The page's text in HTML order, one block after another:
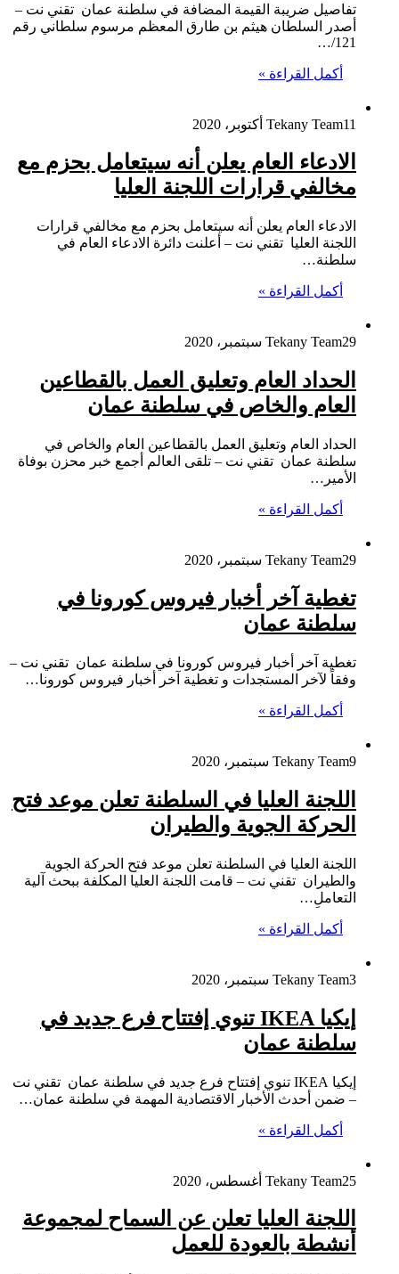
تفاصيل ضريبة القيمة المضافة في سلطنة عمان تقني نت –
أصدر السلطان هيثم بن طارق المعظم مرسوم سلطاني رقم
121/…
أكمل القراءة »
Tekany Team11 أكتوبر، 2020
الادعاء العام يعلن أنه سيتعامل بحزم مع
مخالفي قرارات اللجنة العليا
الادعاء العام يعلن أنه سيتعامل بحزم مع مخالفي قرارات
اللجنة العليا تقني نت – أعلنت دائرة الادعاء العام في
سلطنة…
أكمل القراءة »
Tekany Team29 سبتمبر، 2020
الحداد العام وتعليق العمل بالقطاعين
العام والخاص في سلطنة عمان
الحداد العام وتعليق العمل بالقطاعين العام والخاص في
سلطنة عمان تقني نت – تلقى العالم أجمع خبر محزن بوفاة
الأمير…
أكمل القراءة »
Tekany Team29 سبتمبر، 2020
تغطية آخر أخبار فيروس كورونا في
سلطنة عمان
تغطية آخر أخبار فيروس كورونا في سلطنة عمان تقني نت –
وفقاً لآخر المستجدات و تغطية آخر أخبار فيروس كورونا…
أكمل القراءة »
Tekany Team9 سبتمبر، 2020
اللجنة العليا في السلطنة تعلن موعد فتح
الحركة الجوية والطيران
اللجنة العليا في السلطنة تعلن موعد فتح الحركة الجوية
والطيران تقني نت – قامت اللجنة العليا المكلفة ببحث آلية
التعاملِ…
أكمل القراءة »
Tekany Team3 سبتمبر، 2020
إيكيا IKEA تنوي إفتتاح فرع جديد في
سلطنة عمان
إيكيا IKEA تنوي إفتتاح فرع جديد في سلطنة عمان تقني نت
– ضمن أحدث الأخبار الاقتصادية المهمة في سلطنة عمان…
أكمل القراءة »
Tekany Team25 أغسطس، 2020
اللجنة العليا تعلن عن السماح لمجموعة
أنشطة بالعودة للعمل